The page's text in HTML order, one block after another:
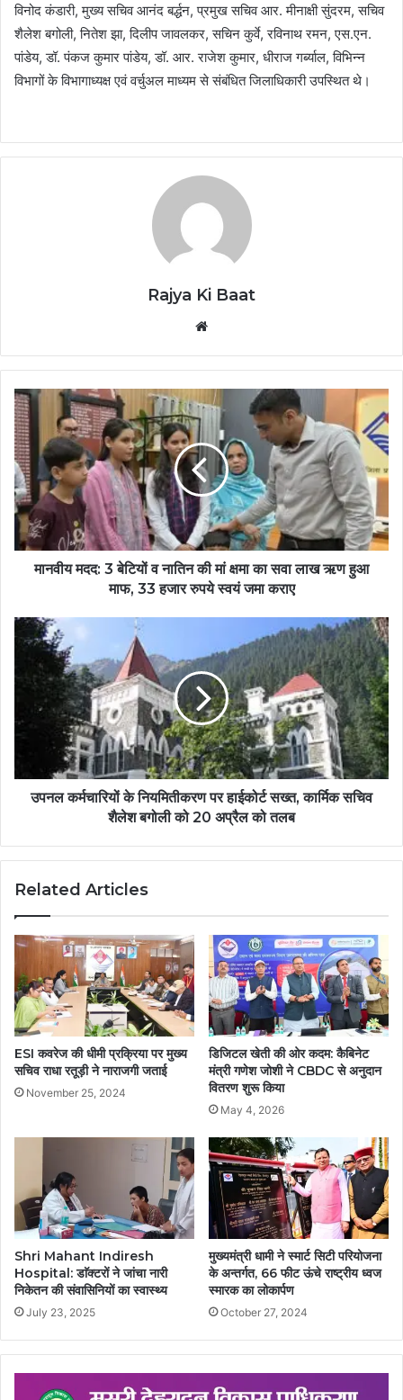
विनोद कंडारी, मुख्य सचिव आनंद बर्द्धन, प्रमुख सचिव आर. मीनाक्षी सुंदरम, सचिव
शैलेश बगोली, नितेश झा, दिलीप जावलकर, सचिन कुर्वे, रविनाथ रमन, एस.एन.
पांडेय, डॉ. पंकज कुमार पांडेय, डॉ. आर. राजेश कुमार, धीराज गर्ब्याल, विभिन्न
विभागों के विभागाध्यक्ष एवं वर्चुअल माध्यम से संबंधित जिलाधिकारी उपस्थित थे।
Rajya Ki Baat
मानवीय मदद: 3 बेटियों व नातिन की मां क्षमा का सवा लाख ऋण हुआ
माफ, 33 हजार रुपये स्वयं जमा कराए
उपनल कर्मचारियों के नियमितीकरण पर हाईकोर्ट सख्त, कार्मिक सचिव
शैलेश बगोली को 20 अप्रैल को तलब
Related Articles
ESI कवरेज की धीमी प्रक्रिया पर मुख्य
सचिव राधा रतूड़ी ने नाराजगी जताई
November 25, 2024
डिजिटल खेती की ओर कदम: कैबिनेट
मंत्री गणेश जोशी ने CBDC से अनुदान
वितरण शुरू किया
May 4, 2026
Shri Mahant Indiresh
Hospital: डाॅक्टरों ने जांचा नारी
निकेतन की संवासिनियों का स्वास्थ्य
July 23, 2025
मुख्यमंत्री धामी ने स्मार्ट सिटी परियोजना
के अन्तर्गत, 66 फीट ऊंचे राष्ट्रीय ध्वज
स्मारक का लोकार्पण
October 27, 2024